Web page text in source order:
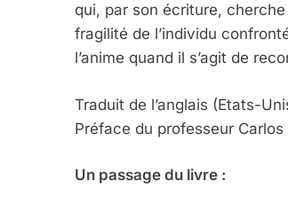
qui, par son écriture,
fragilité de l’individu
l’anime quand il s’agit de
Traduit de l’anglais (Etats-
Préface du professeur Carlos
Un passage du livre :